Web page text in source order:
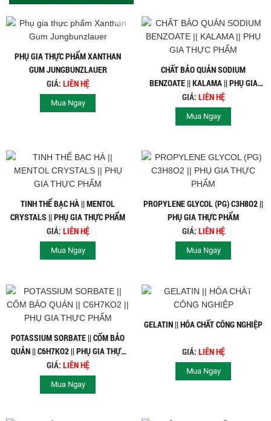
PHỤ GIA THỰC PHẨM XANTHAN
GUM JUNGBUNZLAUER
GIÁ: LIÊN HỆ
Mua Ngay
CHẤT BẢO QUẢN SODIUM
BENZOATE || KALAMA || PHỤ GIA
THỰC PHẨM
GIÁ: LIÊN HỆ
Mua Ngay
TINH THỂ BẠC HÀ || MENTOL
CRYSTALS || PHỤ GIA THỰC PHẨM
GIÁ: LIÊN HỆ
Mua Ngay
PROPYLENE GLYCOL (PG) C3H8O2 ||
PHỤ GIA THỰC PHẨM
GIÁ: LIÊN HỆ
Mua Ngay
POTASSIUM SORBATE || CỐM BẢO
QUẢN || C6H7KO2 || PHỤ GIA THỰC
PHẨM
GIÁ: LIÊN HỆ
Mua Ngay
GELATIN || HÓA CHẤT CÔNG NGHIỆP
GIÁ: LIÊN HỆ
Mua Ngay